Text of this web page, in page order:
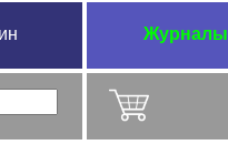
Журналы